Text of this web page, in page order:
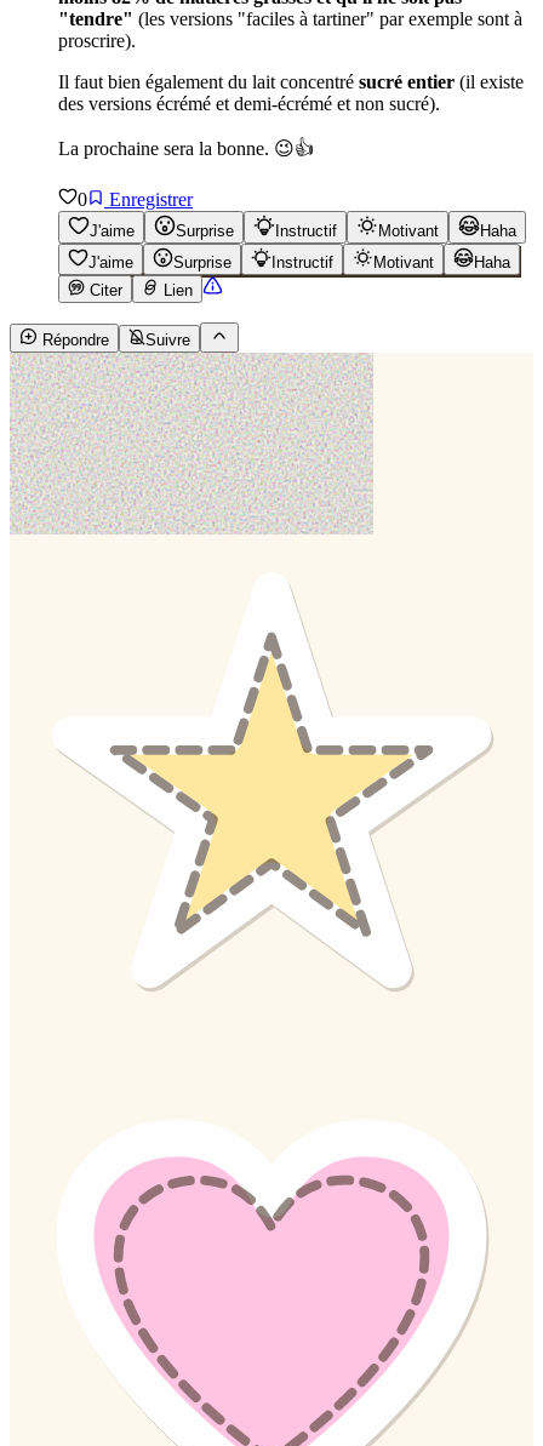
"tendre" (les versions "faciles à tartiner" par exemple sont à
proscrire).
Il faut bien également du lait concentré sucré entier (il existe
des versions écrémé et demi-écrémé et non sucré).
La prochaine sera la bonne. 😉👍
0 Enregistrer
J'aime Surprise Instructif Motivant
Haha
J'aime
Surprise Instructif Motivant
Haha
Citer
Lien
Répondre Suivre